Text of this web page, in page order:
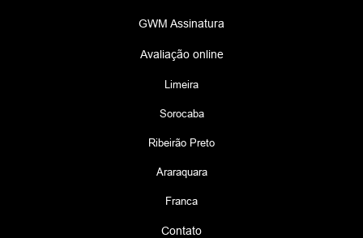
GWM Assinatura
Avaliação online
Limeira
Sorocaba
Ribeirão Preto
Araraquara
Franca
Contato